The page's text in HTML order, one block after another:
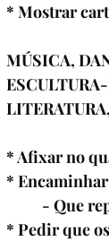
* Mostrar
MÚSICA,
* Afixar no
*
* Pedir que